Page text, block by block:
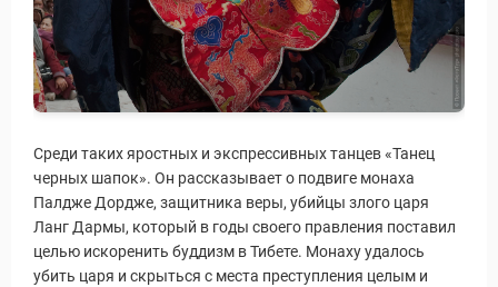
Среди таких яростных и экспрессивных танцев «Танец
черных шапок». Он рассказывает о подвиге монаха
Палдже Дордже, защитника веры, убийцы злого царя
Ланг Дармы, который в годы своего правления поставил
целью искоренить буддизм в Тибете. Монаху удалось
убить царя и скрыться с места преступления целым и